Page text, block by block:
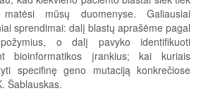
mūsų duomenyse. Galiausiai
sprendimai: dalį blastų aprašėme pagal
o dalį pavyko identifikuoti
bioinformatikos įrankius; kai kuriais
specifinę geno mutaciją konkrečiose
Šablauskas.